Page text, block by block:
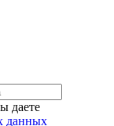
даете
данных